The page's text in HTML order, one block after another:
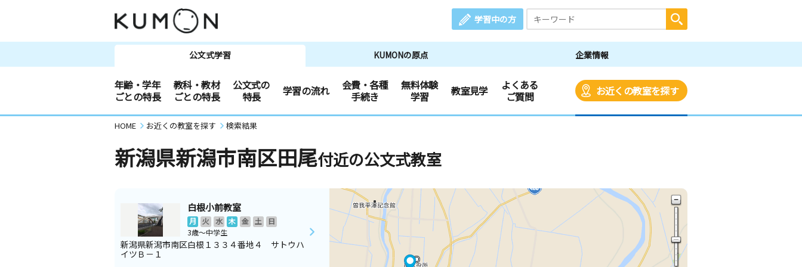
学習中の方
公文式学習 KUMONの原点 企業情報
年齢・学年
ごとの特長
教科・教材
ごとの特長
公文式の
特長
学習の流れ
会費・各種
手続き
無料体験
学習
教室見学
よくある
ご質問
お近くの教室を探す
HOME お近くの教室を探す 検索結果
新潟県新潟市南区田尾付近の公文式教室
白根小前教室
月 火 水 木 金 土
日
3歳～中学生
新潟県新潟市南区白根１３３４番地４ サトウハ
イツＢ－１